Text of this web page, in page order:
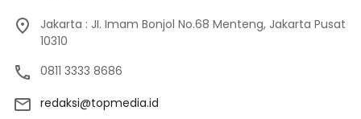
Jakarta : JI. Imam Bonjol No.68 Menteng, Jakarta Pusat
10310
0811 3333 8686
redaksi@topmedia.id